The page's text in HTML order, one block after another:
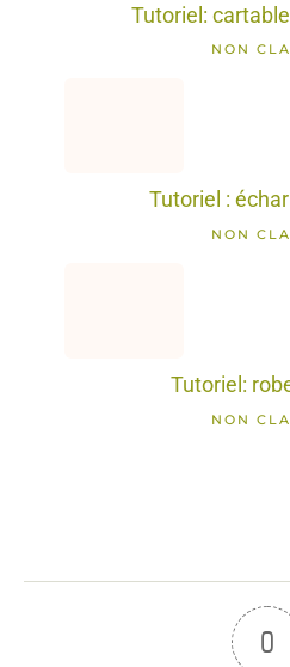
Tutoriel:
NON
Tutoriel :
NON
Tutoriel:
NON
0